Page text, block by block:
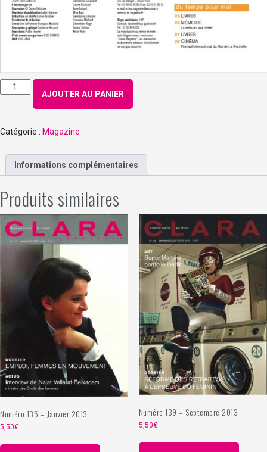
quantité
de
-
2022
AJOUTER AU PANIER
Catégorie : Magazine
Informations complémentaires
Produits similaires
Numéro 135 – Janvier 2013
5,50€
Numéro 139 – Septembre 2013
5,50€